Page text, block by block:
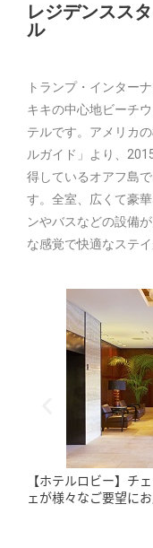
レジデンスス
ル
トランプ・インター
キキの中心地ビーチ
テルです。アメリカ
ルガイド」より、
得しているオアフ島
す。全室、広くて豪
ンやバスなどの設備
な感覚で快適なステイ
【3世代旅行にも最
ーム・スイートは、